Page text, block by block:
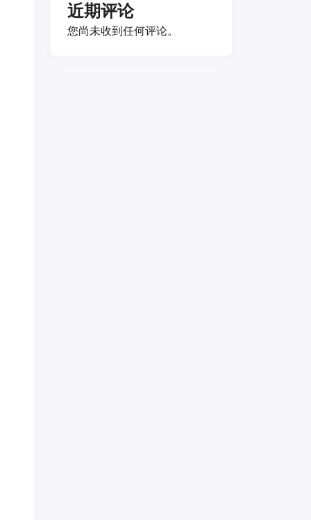
近期评论
您尚未收到任何评论。